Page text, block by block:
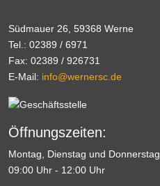
Südmauer 26, 59368 Werne
Tel.: 02389 / 6971
Fax: 02389 / 926731
E-Mail: info@wernersc.de
Öffnungszeiten:
Montag, Dienstag und Donnerstag
09:00 Uhr - 12:00 Uhr